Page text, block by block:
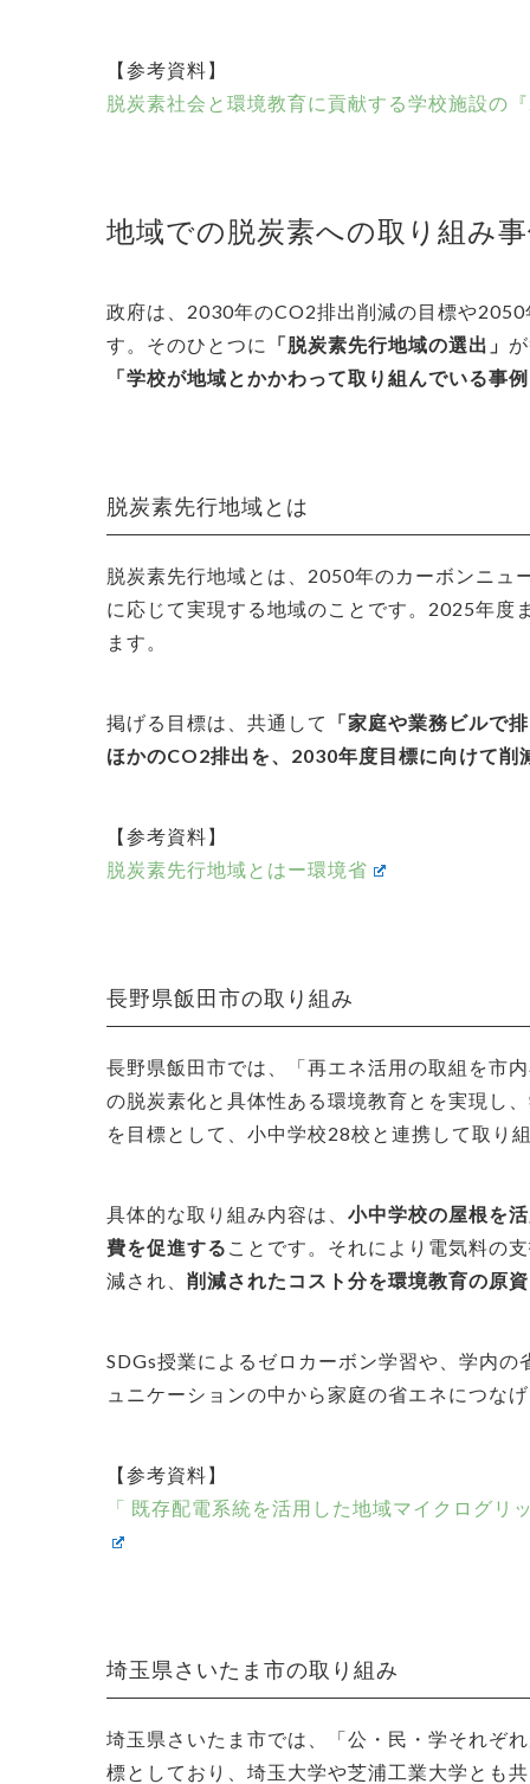
【参考資料】
脱炭素社会と環境教育に貢献する学校施設の
地域での脱炭素への取り組み
政府は、2030年のCO2排出削減の目標や
す。そのひとつに
「脱炭素先行地域の選出」
「学校が地域とかかわって取り組んでいる事
脱炭素先行地域とは
脱炭素先行地域とは、2050年のカーボンニュ
に応じて実現する地域のことです。2025年度
ます。
掲げる目標は、共通して
「家庭や業務ビルで
ほかのCO2排出を、2030年度目標に向けて削
【参考資料】
脱炭素先行地域とはー環境省
長野県飯田市の取り組み
長野県飯田市では、「再エネ活用の取組を市
の脱炭素化と具体性ある環境教育とを実現し
を目標として、小中学校28校と連携して取り
具体的な取り組み内容は、 小中学校の屋根を
費を促進する ことです。 それにより電気料の
減され、 削減されたコスト分を環境教育の原
SDGs授業によるゼロカーボン学習や、学内
ュニケーションの中から家庭の省エネにつな
【参考資料】
「 既存配電系統を活用した地域マイクログ
埼玉県さいたま市の取り組み
埼玉県さいたま市では、「公・民・学それぞ
標としており、埼玉大学や芝浦工業大学とも